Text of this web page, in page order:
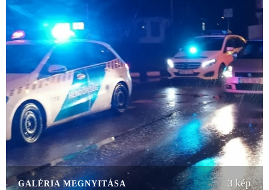
3 kép
GALÉRIA MEGNYITÁSA